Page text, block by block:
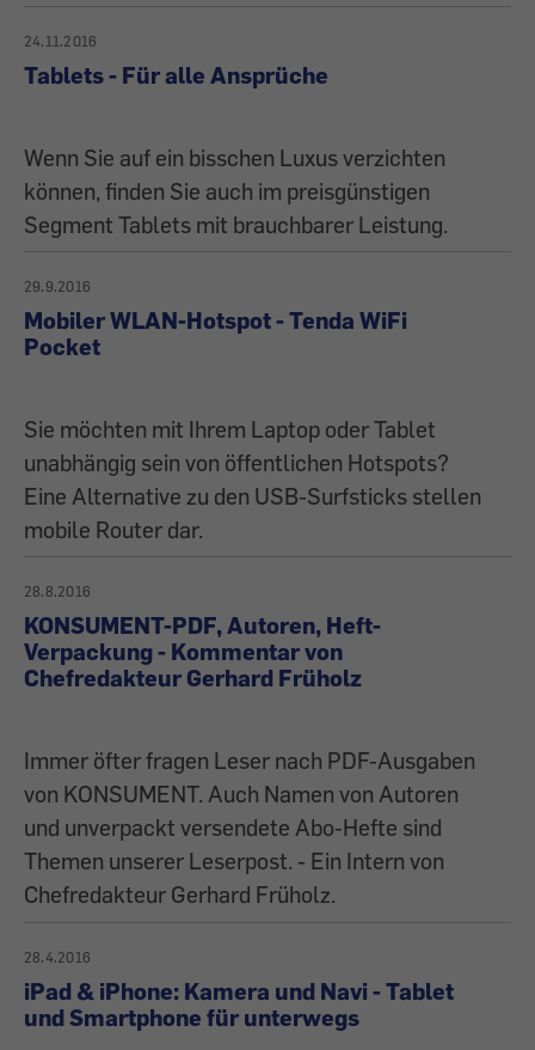
24.11.2016
Tablets - Für alle Ansprüche
Wenn Sie auf ein bisschen Luxus verzichten
können, finden Sie auch im preisgünstigen
Segment Tablets mit brauchbarer Leistung.
29.9.2016
Mobiler WLAN-Hotspot - Tenda WiFi
Pocket
Sie möchten mit Ihrem Laptop oder Tablet
unabhängig sein von öffentlichen Hotspots?
Eine Alternative zu den USB-Surfsticks stellen
mobile Router dar.
28.8.2016
KONSUMENT-PDF, Autoren, Heft-
Verpackung - Kommentar von
Chefredakteur Gerhard Früholz
Immer öfter fragen Leser nach PDF-Ausgaben
von KONSUMENT. Auch Namen von Autoren
und unverpackt versendete Abo-Hefte sind
Themen unserer Leserpost. - Ein Intern von
Chefredakteur Gerhard Früholz.
28.4.2016
iPad & iPhone: Kamera und Navi - Tablet
und Smartphone für unterwegs